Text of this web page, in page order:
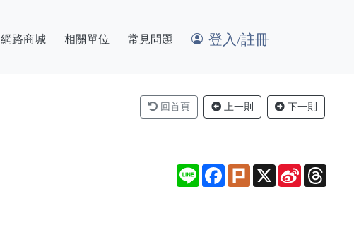
網路商城 相關單位 常見問題 登入/註冊
回首頁 上一則 下一則
Line Facebook
Plurk X
Sina
Weibo